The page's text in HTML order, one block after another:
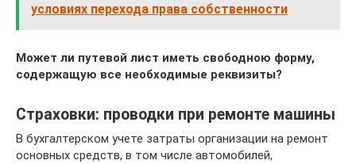
условиях перехода права собственности
Может ли путевой лист иметь свободною форму,
содержащую все необходимые реквизиты?
Страховки: проводки при ремонте машины
В бухгалтерском учете затраты организации на ремонт
основных средств, в том числе автомобилей,